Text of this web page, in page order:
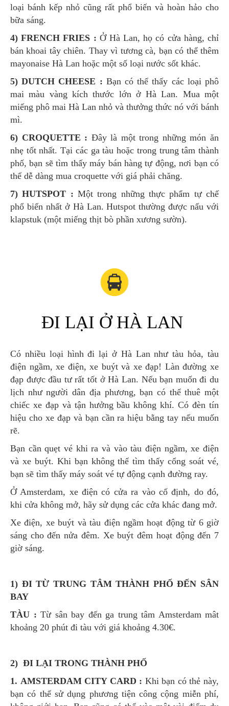
loại bánh kếp nhỏ cũng rất phổ biến và hoàn hảo cho
bữa sáng.
4) FRENCH FRIES : Ở Hà Lan, họ có cửa hàng, chỉ
bán khoai tây chiên. Thay vì tương cà, bạn có thể thêm
mayonaise Hà Lan hoặc một số loại nước sốt khác.
5) DUTCH CHEESE : Bạn có thể thấy các loại phô
mai màu vàng kích thước lớn ở Hà Lan. Mua một
miếng phô mai Hà Lan nhỏ và thưởng thức nó với bánh
mì.
6) CROQUETTE : Đây là một trong những món ăn
nhẹ tốt nhất. Tại các ga tàu hoặc trong trung tâm thành
phố, bạn sẽ tìm thấy máy bán hàng tự động, nơi bạn có
thể dễ dàng mua croquette với giá phải chăng.
7) HUTSPOT : Một trong những thực phẩm tự chế
phổ biến nhất ở Hà Lan. Hutspot thường được nấu với
klapstuk (một miếng thịt bò phần xương sườn).
ĐI LẠI Ở HÀ LAN
Có nhiều loại hình đi lại ở Hà Lan như tàu hỏa, tàu
điện ngầm, xe điện, xe buýt và xe đạp! Làn đường xe
đạp được đầu tư rất tốt ở Hà Lan. Nếu bạn muốn đi du
lịch như người dân địa phương, bạn có thể thuê một
chiếc xe đạp và tận hưởng bầu không khí. Có đèn tín
hiệu cho xe đạp và bạn cần ra hiệu bằng tay nếu muốn
rẽ.
Bạn cần quẹt vé khi ra và vào tàu điện ngầm, xe điện
và xe buýt. Khi bạn không thể tìm thấy cổng soát vé,
bạn sẽ tìm thấy máy soát vé tự động cạnh đường ray.
Ở Amsterdam, xe điện có cửa ra vào cố định, do đó,
khi cửa không mở, hãy sử dụng các cửa khác đang mở.
Xe điện, xe buýt và tàu điện ngầm hoạt động từ 6 giờ
sáng cho đến nửa đêm. Xe buýt đêm hoạt động đến 7
giờ sáng.
1) ĐI TỪ TRUNG TÂM THÀNH PHỐ ĐẾN SÂN
BAY
TÀU : Từ sân bay đến ga trung tâm Amsterdam mât
khoảng 20 phút đi tàu với giá khoảng 4.30€.
2) ĐI LẠI TRONG THÀNH PHỐ
1. AMSTERDAM CITY CARD : Khi bạn có thẻ này,
bạn có thể sử dụng phương tiện công cộng miễn phí,